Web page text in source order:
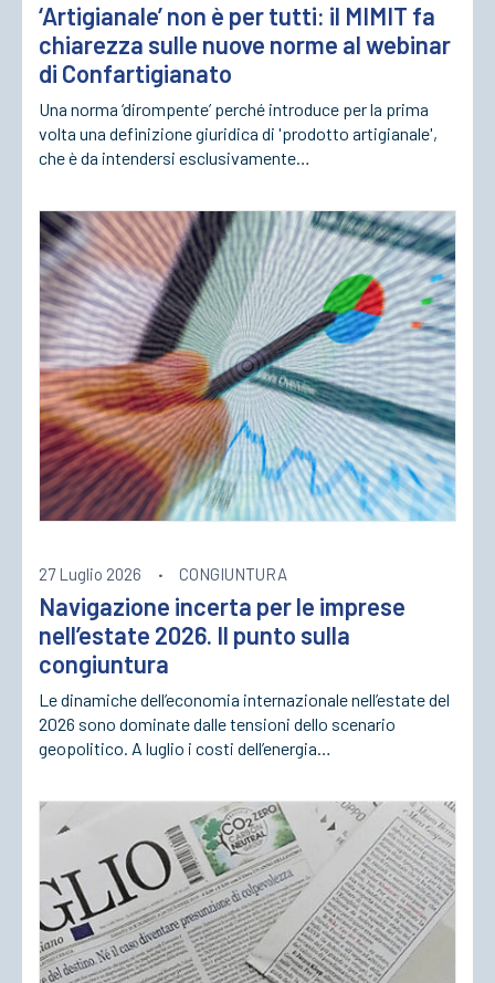
‘Artigianale’ non è per tutti: il MIMIT fa
chiarezza sulle nuove norme al webinar
di Confartigianato
Una norma ‘dirompente’ perché introduce per la prima
volta una definizione giuridica di 'prodotto artigianale',
che è da intendersi esclusivamente…
27 Luglio 2026 · CONGIUNTURA
Navigazione incerta per le imprese
nell’estate 2026. Il punto sulla
congiuntura
Le dinamiche dell’economia internazionale nell’estate del
2026 sono dominate dalle tensioni dello scenario
geopolitico. A luglio i costi dell’energia…